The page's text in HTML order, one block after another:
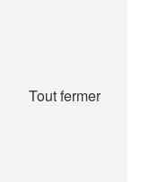
Tout fermer